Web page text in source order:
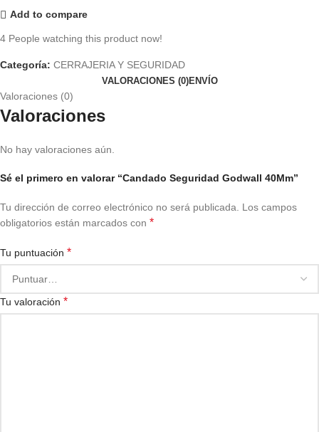
Add to compare
4 People watching this product now!
Categoría: CERRAJERIA Y SEGURIDAD
VALORACIONES (0)ENVÍO
Valoraciones (0)
Valoraciones
No hay valoraciones aún.
Sé el primero en valorar “Candado Seguridad Godwall 40Mm”
Tu dirección de correo electrónico no será publicada.
Los campos
obligatorios están marcados con *
Tu puntuación *
Tu valoración *